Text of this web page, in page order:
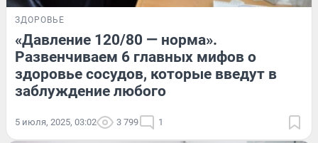
ЗДОРОВЬЕ
«Давление 120/80 — норма».
Развенчиваем 6 главных мифов о
здоровье сосудов, которые введут в
заблуждение любого
5 июля, 2025, 03:02 3 799 1